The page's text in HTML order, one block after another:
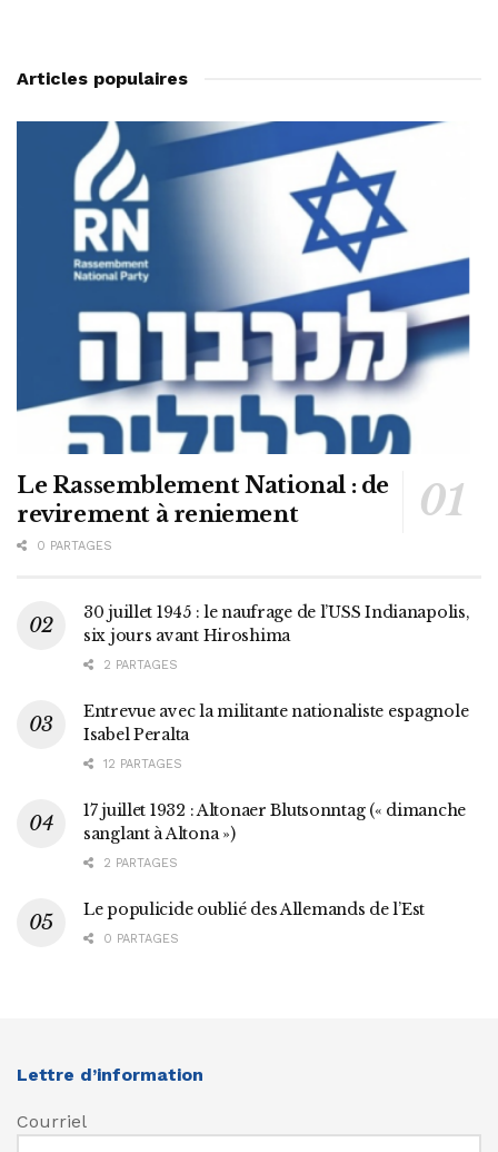
Articles populaires
Le Rassemblement National : de
revirement à reniement
0 PARTAGES
30 juillet 1945 : le naufrage de l’USS Indianapolis,
six jours avant Hiroshima
2 PARTAGES
Entrevue avec la militante nationaliste espagnole
Isabel Peralta
12 PARTAGES
17 juillet 1932 : Altonaer Blutsonntag (« dimanche
sanglant à Altona »)
2 PARTAGES
Le populicide oublié des Allemands de l’Est
0 PARTAGES
Lettre d’information
Courriel